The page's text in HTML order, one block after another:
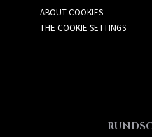
ABOUT COOKIES
THE COOKIE SETTINGS